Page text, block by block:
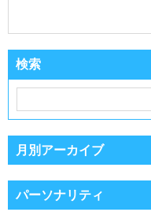
検索
月別アーカイブ
パーソナリティ